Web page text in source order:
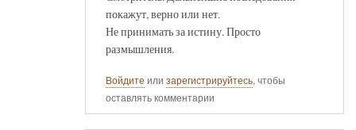
покажут, верно или нет.
Не принимать за истину. Просто
размышления.
Войдите или зарегистрируйтесь, чтобы
оставлять комментарии